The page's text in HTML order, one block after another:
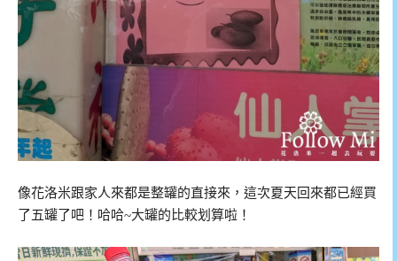
像花洛米跟家人來都是整罐的直接來，這次夏天回來都已經買
了五罐了吧！哈哈~大罐的比較划算啦！